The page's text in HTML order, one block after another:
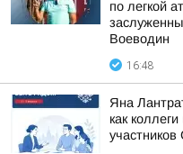
по легкой
Воеводин
16:48
Яна
как